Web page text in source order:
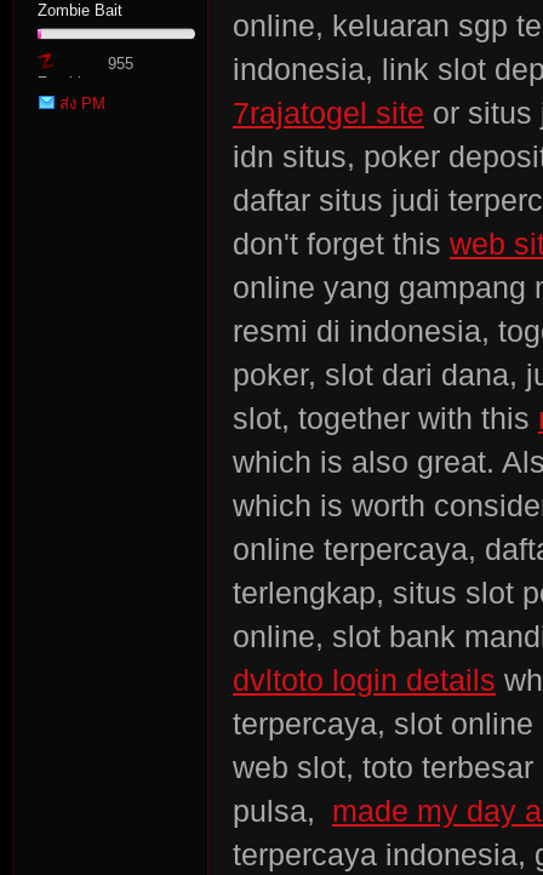
Zombie Bait
Zombie
Point
955
ส่ง PM
online, keluaran sgp
indonesia, link slot
7rajatogel site or situs
idn situs, poker
daftar situs judi
don't forget this web
online yang gampang
resmi di indonesia,
poker, slot dari dana,
slot, together with this
which is also great.
which is worth
online terpercaya,
terlengkap, situs slot
online, slot bank
dvltoto login details
terpercaya, slot
web slot, toto
pulsa, made my day
terpercaya indonesia,